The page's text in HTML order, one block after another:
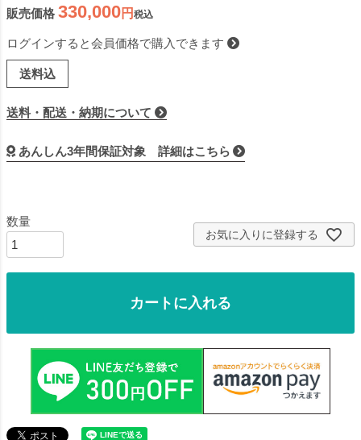
販売価格 330,000 税込
ログインすると会員価格で購入できます
送料込
送料・配送・納期について
あんしん3年間保証対象 詳細はこちら
お気に入りに登録する
カートに入れる